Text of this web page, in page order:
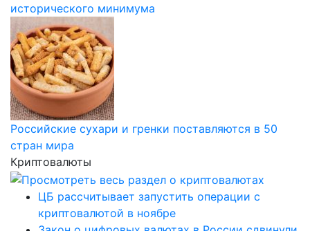
исторического минимума
Российские сухари и гренки поставляются в 50
стран мира
Криптовалюты
ЦБ рассчитывает запустить операции с
криптовалютой в ноябре